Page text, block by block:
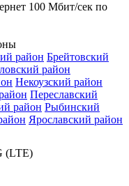
100 Мбит/сек по
район Брейтовский
район
Некоузский район
Переславский
район Рыбинский
Ярославский район
(LTE)